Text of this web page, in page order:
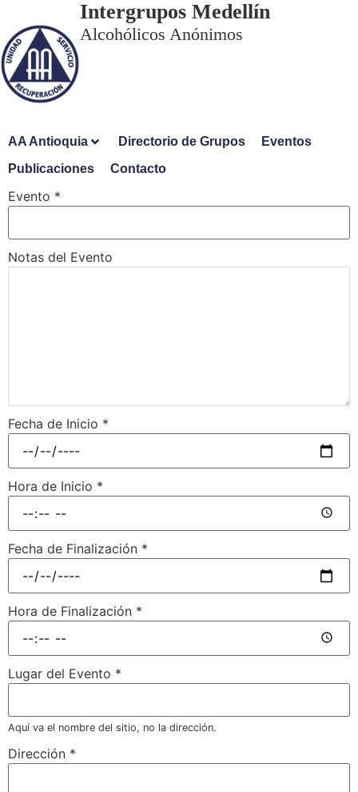
Intergrupos Medellín
Alcohólicos Anónimos
AA Antioquia Directorio de Grupos
Eventos
Publicaciones
Contacto
Evento *
Notas del Evento
Fecha de Inicio *
Hora de Inicio *
Fecha de Finalización *
Hora de Finalización *
Lugar del Evento *
Aquí va el nombre del sitio, no la dirección.
Dirección *